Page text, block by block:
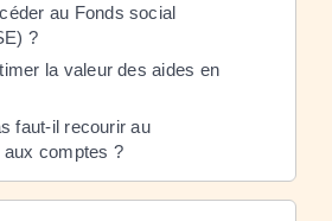
au Fonds social
?
la valeur des aides en
faut-il recourir au
comptes ?